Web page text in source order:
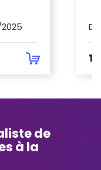
de
à la